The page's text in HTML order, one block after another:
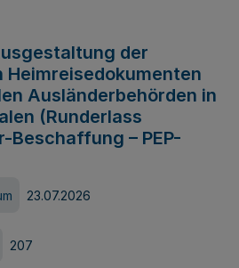
der
Ausländerbehörden in
(Runderlass
Beschaffung – PEP-
23.07.2026
207